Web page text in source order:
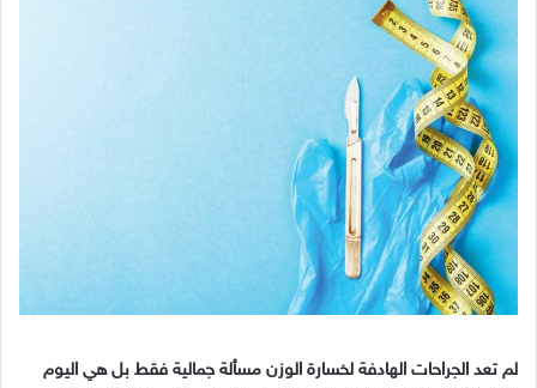
لم تعد الجراحات الهادفة لخسارة الوزن مسألة جمالية فقط بل هي اليوم